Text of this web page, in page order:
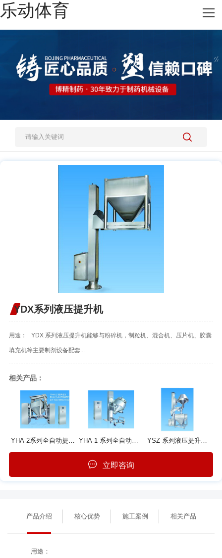
乐动体育
网站乐动体育
施工案例
人才招聘
乐动体育-乐动（中国）一站式服务官方网站
YDX系列液压提升机
用途： YDX 系列液压提升机能够与粉碎机，制粒机、混合机、压片机、胶囊
填充机等主要制剂设备配套...
相关产品：
YSZ 系列液压提升整粒机
立即咨询
产品介绍 核心优势 施工案例 相关产品
用途：